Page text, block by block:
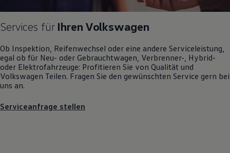
Software Updates
Service und Ersatzteile
Inspektion und HU/AU
Motorenöl und Flüssigkeiten
Räder und Reifen
Pannen- und Unfallhilfe
Economy Service
Modellspezifisches Zubehör
Services für Ihren Volkswagen
Ob Inspektion, Reifenwechsel oder eine andere Serviceleistung,
egal ob für Neu- oder Gebrauchtwagen , Verbrenner-, Hybrid-
oder Elektrofahrzeuge: Profitieren Sie von Qualität und
Volkswagen Teilen. Fragen Sie den gewünschten Service gern bei
uns an.
Serviceanfrage stellen